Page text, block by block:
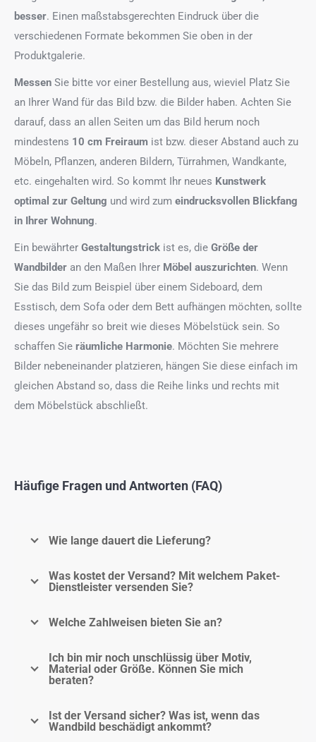
besser. Einen maßstabsgerechten Eindruck über die
verschiedenen Formate bekommen Sie oben in der
Produktgalerie.
Messen Sie bitte vor einer Bestellung aus, wieviel Platz Sie
an Ihrer Wand für das Bild bzw. die Bilder haben. Achten Sie
darauf, dass an allen Seiten um das Bild herum noch
mindestens 10 cm Freiraum ist bzw. dieser Abstand auch zu
Möbeln, Pflanzen, anderen Bildern, Türrahmen, Wandkante,
etc. eingehalten wird. So kommt Ihr neues Kunstwerk
optimal zur Geltung und wird zum eindrucksvollen Blickfang
in Ihrer Wohnung.
Ein bewährter Gestaltungstrick ist es, die Größe der
Wandbilder an den Maßen Ihrer Möbel auszurichten. Wenn
Sie das Bild zum Beispiel über einem Sideboard, dem
Esstisch, dem Sofa oder dem Bett aufhängen möchten, sollte
dieses ungefähr so breit wie dieses Möbelstück sein. So
schaffen Sie räumliche Harmonie. Möchten Sie mehrere
Bilder nebeneinander platzieren, hängen Sie diese einfach im
gleichen Abstand so, dass die Reihe links und rechts mit
dem Möbelstück abschließt.
Häufige Fragen und Antworten (FAQ)
Wie lange dauert die Lieferung?
Was kostet der Versand? Mit welchem Paket-
Dienstleister versenden Sie?
Welche Zahlweisen bieten Sie an?
Ich bin mir noch unschlüssig über Motiv,
Material oder Größe. Können Sie mich
beraten?
Ist der Versand sicher? Was ist, wenn das
Wandbild beschädigt ankommt?